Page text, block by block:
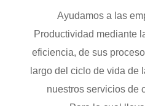
Ayudamos a las
Productividad mediante
eficiencia, de sus
largo del ciclo de vida de
nuestros servicios de